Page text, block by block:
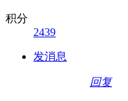
积分
2439
发消息
回复